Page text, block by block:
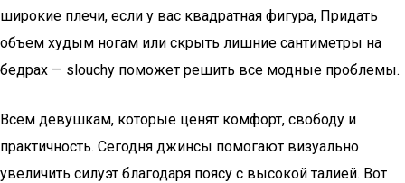
широкие плечи, если у вас квадратная фигура, Придать
объем худым ногам или скрыть лишние сантиметры на
бедрах — slouchy поможет решить все модные проблемы.
Всем девушкам, которые ценят комфорт, свободу и
практичность. Сегодня джинсы помогают визуально
увеличить силуэт благодаря поясу с высокой талией. Вот